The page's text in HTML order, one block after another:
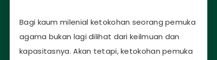
Bagi kaum milenial ketokohan seorang pemuka
agama bukan lagi dilihat dari keilmuan dan
kapasitasnya. Akan tetapi, ketokohan pemuka